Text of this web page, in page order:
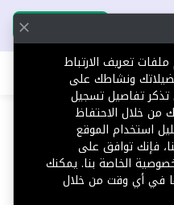
تحميل التطبيق
اطلب عقارك
تعريف الارتباط
ونشاطك على
تذكر تفاصيل تسجيل
من خلال الاحتفاظ
استخدام الموقع
فإنك توافق على
الخاصة بنا. يمكنك
في أي وقت من خلال